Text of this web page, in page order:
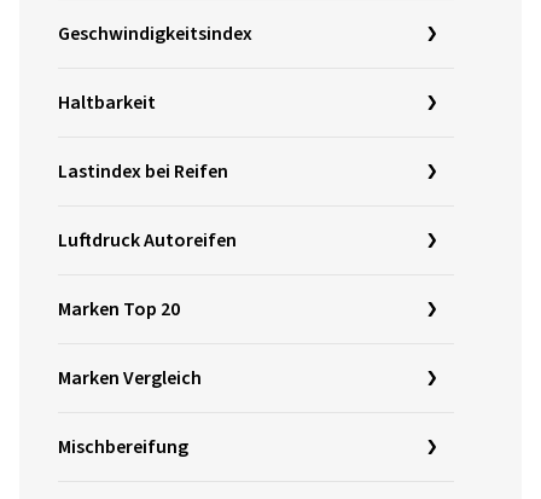
Geschwindigkeitsindex
Haltbarkeit
Lastindex bei Reifen
Luftdruck Autoreifen
Marken Top 20
Marken Vergleich
Mischbereifung